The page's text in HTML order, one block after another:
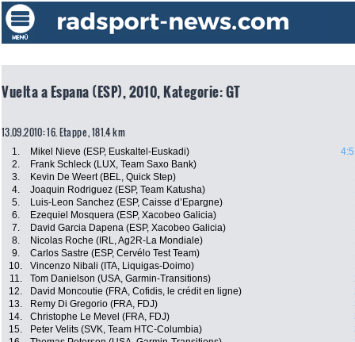
Vuelta a Espana (ESP), 2010, Kategorie: GT
13.09.2010: 16. Etappe , 181.4 km
1. Mikel Nieve (ESP, Euskaltel-Euskadi)
2.
Frank Schleck (LUX, Team Saxo Bank)
3.
Kevin De Weert (BEL, Quick Step)
4.
Joaquin Rodriguez (ESP, Team Katusha)
5.
Luis-Leon Sanchez (ESP, Caisse d’Epargne)
6.
Ezequiel Mosquera (ESP, Xacobeo Galicia)
7.
David Garcia Dapena (ESP, Xacobeo Galicia)
8.
Nicolas Roche (IRL, Ag2R-La Mondiale)
9.
Carlos Sastre (ESP, Cervélo Test Team)
10.
Vincenzo Nibali (ITA, Liquigas-Doimo)
11.
Tom Danielson (USA, Garmin-Transitions)
12.
David Moncoutie (FRA, Cofidis, le crédit en ligne)
13.
Remy Di Gregorio (FRA, FDJ)
14.
Christophe Le Mevel (FRA, FDJ)
15.
Peter Velits (SVK, Team HTC-Columbia)